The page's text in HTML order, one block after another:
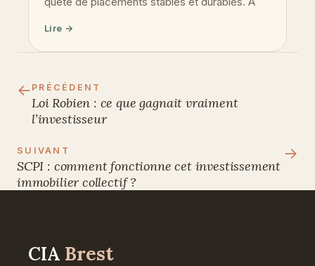
Lire →
← PRÉCÉDENT
Loi Robien : ce que gagnait vraiment
l’investisseur
SUIVANT
SCPI : comment fonctionne cet investissement
immobilier collectif ?
→
CIA Brest